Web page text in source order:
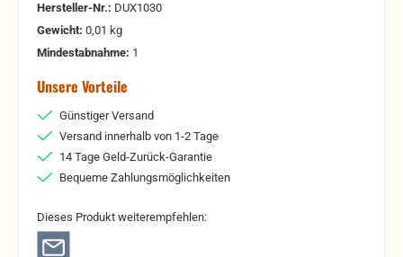
Hersteller-Nr.: DUX1030
Gewicht: 0,01 kg
Mindestabnahme: 1
Unsere Vorteile
Günstiger Versand
Versand innerhalb von 1-2 Tage
14 Tage Geld-Zurück-Garantie
Bequeme Zahlungsmöglichkeiten
Dieses Produkt weiterempfehlen: